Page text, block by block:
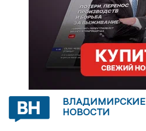
ВЛАДИМИРСКИЕ
НОВОСТИ